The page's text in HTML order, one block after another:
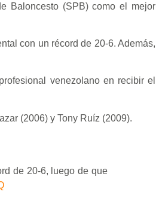
Baloncesto (SPB) como el mejor
con un récord de 20-6. Además,
venezolano en recibir el
(2006) y Tony Ruíz (2009).
de 20-6, luego de que